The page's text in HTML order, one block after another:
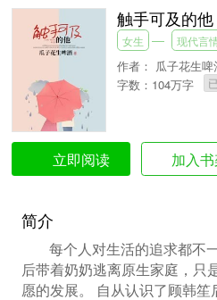
触手可及的他
女生 现代言
作者： 瓜子花生啤
字数：104万字
立即阅读 加入
简介
每个人对生活的追求都不
后带着奶奶逃离原生家庭，只
愿的发展。 自从认识了顾韩